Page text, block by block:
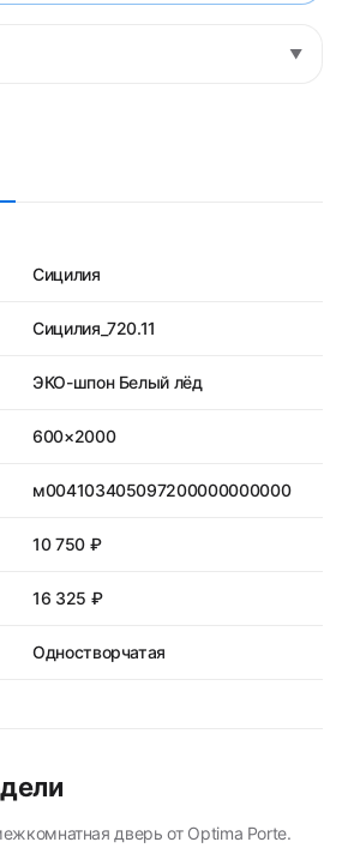
▼
Сицилия
Сицилия_720.11
ЭКО-шпон Белый лёд
600×2000
м004103405097200000000000
10 750 ₽
16 325 ₽
Одностворчатая
дверь от Optima Porte.